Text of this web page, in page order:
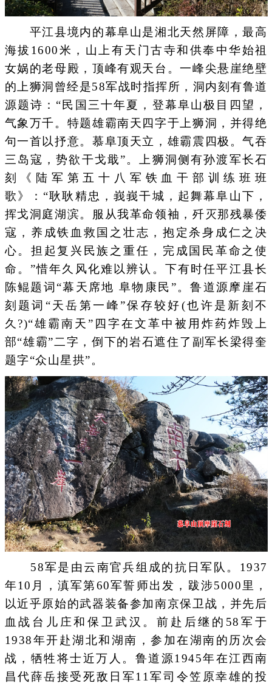
平江县境内的幕阜山是湘北天然屏障，最高
海拔1600米，山上有天门古寺和供奉中华始祖
女娲的老母殿，顶峰有观天台。一峰尖悬崖绝壁
的上狮洞曾经是58军战时指挥所，洞内刻有鲁道
源题诗：“民国三十年夏，登幕阜山极目四望，
气象万千。特题雄霸南天四字于上狮洞，并得绝
句一首以抒意。慕阜顶天立，雄霸震四极。气吞
三岛寇，势欲干戈戢”。上狮洞侧有孙渡军长石
刻《陆军第五十八军铁血干部训练班班
歌》：“耿耿精忠，峩峩干城，起舞幕阜山下，
挥戈洞庭湖滨。服从我革命领袖，歼灭那残暴倭
寇，养成铁血救国之壮志，抱定杀身成仁之决
心。担起复兴民族之重任，完成国民革命之使
命。”惜年久风化难以辨认。下有时任平江县长
陈鲲题词“幕天席地 阜物康民”。鲁道源摩崖石
刻题词“天岳第一峰”保存较好(也许是新刻不
久?)“雄霸南天”四字在文革中被用炸药炸毁上
部“雄霸”二字，倒下的岩石遮住了副军长梁得奎
题字“众山星拱”。
58军是由云南官兵组成的抗日军队。1937
年10月，滇军第60军誓师出发，跋涉5000里，
以近乎原始的武器装备参加南京保卫战，并先后
血战台儿庄和保卫武汉。前赴后继的58军于
1938年开赴湖北和湖南，参加在湖南的历次会
战，牺牲将士近万人。鲁道源1945年在江西南
昌代薛岳接受死敌日军11军司令笠原幸雄的投